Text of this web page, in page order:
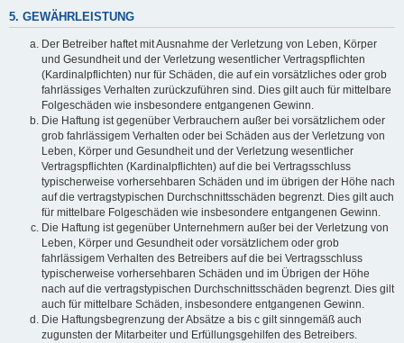
5. GEWÄHRLEISTUNG
Der Betreiber haftet mit Ausnahme der Verletzung von Leben, Körper
und Gesundheit und der Verletzung wesentlicher Vertragspflichten
(Kardinalpflichten) nur für Schäden, die auf ein vorsätzliches oder grob
fahrlässiges Verhalten zurückzuführen sind. Dies gilt auch für mittelbare
Folgeschäden wie insbesondere entgangenen Gewinn.
Die Haftung ist gegenüber Verbrauchern außer bei vorsätzlichem oder
grob fahrlässigem Verhalten oder bei Schäden aus der Verletzung von
Leben, Körper und Gesundheit und der Verletzung wesentlicher
Vertragspflichten (Kardinalpflichten) auf die bei Vertragsschluss
typischerweise vorhersehbaren Schäden und im übrigen der Höhe nach
auf die vertragstypischen Durchschnittsschäden begrenzt. Dies gilt auch
für mittelbare Folgeschäden wie insbesondere entgangenen Gewinn.
Die Haftung ist gegenüber Unternehmern außer bei der Verletzung von
Leben, Körper und Gesundheit oder vorsätzlichem oder grob
fahrlässigem Verhalten des Betreibers auf die bei Vertragsschluss
typischerweise vorhersehbaren Schäden und im Übrigen der Höhe
nach auf die vertragstypischen Durchschnittsschäden begrenzt. Dies gilt
auch für mittelbare Schäden, insbesondere entgangenen Gewinn.
Die Haftungsbegrenzung der Absätze a bis c gilt sinngemäß auch
zugunsten der Mitarbeiter und Erfüllungsgehilfen des Betreibers.